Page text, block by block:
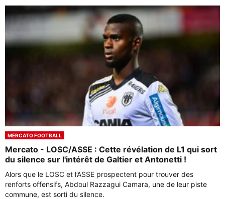
MERCATO FOOTBALL
Mercato - LOSC/ASSE : Cette révélation de L1 qui sort
du silence sur l'intérêt de Galtier et Antonetti !
Alors que le LOSC et l’ASSE prospectent pour trouver des
renforts offensifs, Abdoul Razzagui Camara, une de leur piste
commune, est sorti du silence.